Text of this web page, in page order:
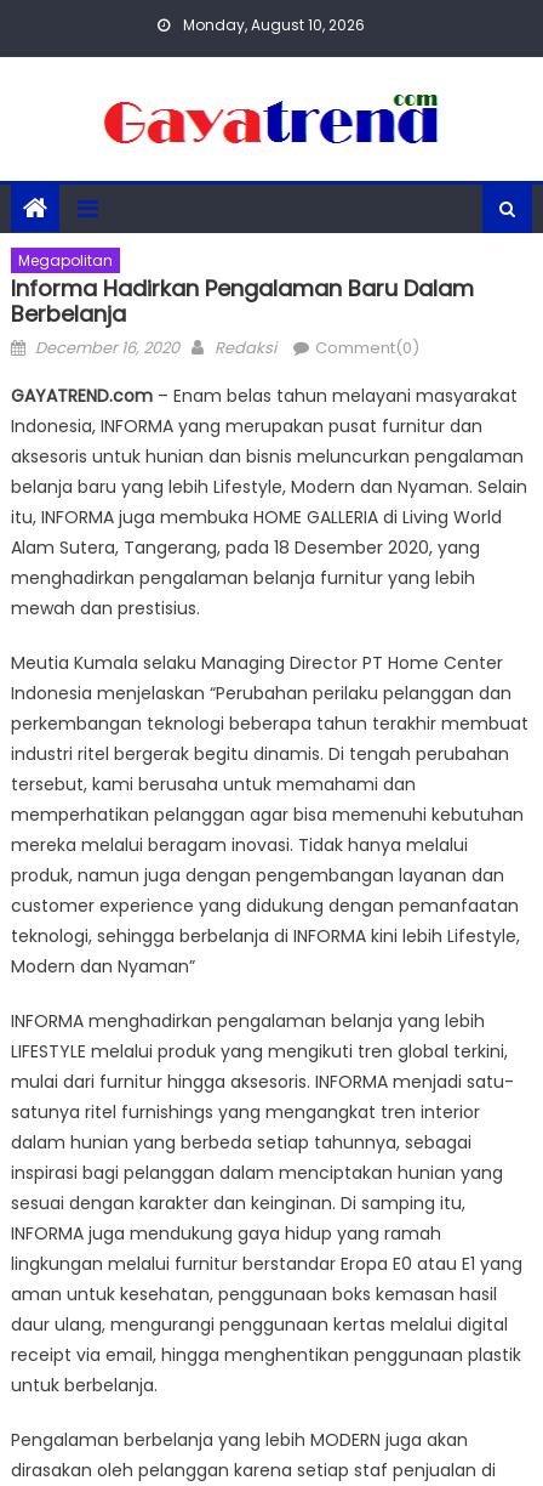
Monday, August 10, 2026
Megapolitan
Informa Hadirkan Pengalaman Baru Dalam
Berbelanja
Posted
December 16, 2020 Author
Redaksi Comment(0)
GAYATREND.com– Enam belas tahun melayani masyarakat
Indonesia, INFORMA yang merupakan pusat furnitur dan
aksesoris untuk hunian dan bisnis meluncurkan pengalaman
belanja baru yang lebih Lifestyle, Modern dan Nyaman. Selain
itu, INFORMA juga membuka HOME GALLERIA di Living World
Alam Sutera, Tangerang, pada 18 Desember 2020, yang
menghadirkan pengalaman belanja furnitur yang lebih
mewah dan prestisius.
Meutia Kumala selaku Managing Director PT Home Center
Indonesia menjelaskan “Perubahan perilaku pelanggan dan
perkembangan teknologi beberapa tahun terakhir membuat
industri ritel bergerak begitu dinamis. Di tengah perubahan
tersebut, kami berusaha untuk memahami dan
memperhatikan pelanggan agar bisa memenuhi kebutuhan
mereka melalui beragam inovasi. Tidak hanya melalui
produk, namun juga dengan pengembangan layanan dan
customer experience yang didukung dengan pemanfaatan
teknologi, sehingga berbelanja di INFORMA kini lebih Lifestyle,
Modern dan Nyaman”
INFORMA menghadirkan pengalaman belanja yang lebih
LIFESTYLE melalui produk yang mengikuti tren global terkini,
mulai dari furnitur hingga aksesoris. INFORMA menjadi satu-
satunya ritel furnishings yang mengangkat tren interior
dalam hunian yang berbeda setiap tahunnya, sebagai
inspirasi bagi pelanggan dalam menciptakan hunian yang
sesuai dengan karakter dan keinginan. Di samping itu,
INFORMA juga mendukung gaya hidup yang ramah
lingkungan melalui furnitur berstandar Eropa E0 atau E1 yang
aman untuk kesehatan, penggunaan boks kemasan hasil
daur ulang, mengurangi penggunaan kertas melalui digital
receipt via email, hingga menghentikan penggunaan plastik
untuk berbelanja.
Pengalaman berbelanja yang lebih MODERN juga akan
dirasakan oleh pelanggan karena setiap staf penjualan di